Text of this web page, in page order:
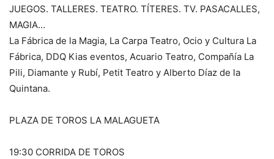
JUEGOS. TALLERES. TEATRO. TÍTERES. TV. PASACALLES,
MAGIA…
La Fábrica de la Magia, La Carpa Teatro, Ocio y Cultura La
Fábrica, DDQ Kias eventos, Acuario Teatro, Compañía La
Pili, Diamante y Rubí, Petit Teatro y Alberto Díaz de la
Quintana.
PLAZA DE TOROS LA MALAGUETA
19:30 CORRIDA DE TOROS